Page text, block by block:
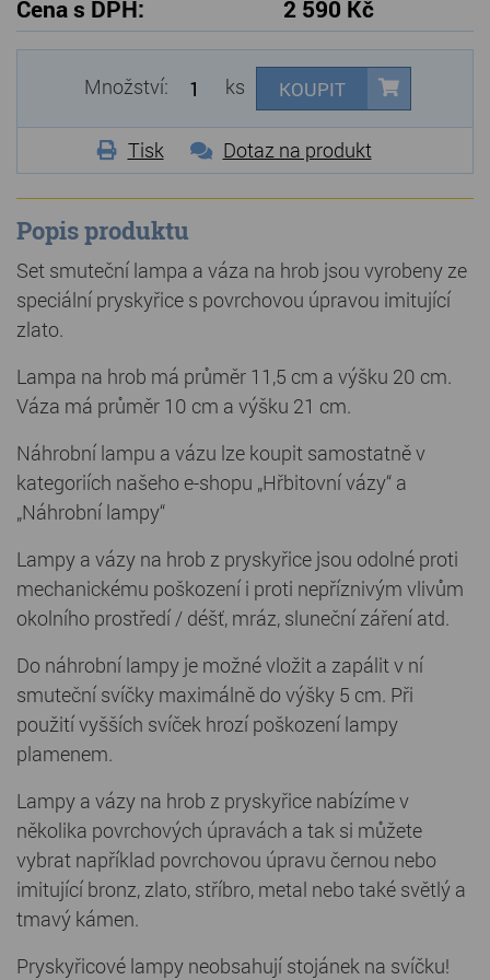
Cena s DPH: 2 590 Kč
Množství: ks KOUPIT
Tisk Dotaz na produkt
Popis produktu
Set smuteční lampa a váza na hrob jsou vyrobeny ze
speciální pryskyřice s povrchovou úpravou imitující
zlato.
Lampa na hrob má průměr 11,5 cm a výšku 20 cm.
Váza má průměr 10 cm a výšku 21 cm.
Náhrobní lampu a vázu lze koupit samostatně v
kategoriích našeho e-shopu „Hřbitovní vázy“ a
„Náhrobní lampy“
Lampy a vázy na hrob z pryskyřice jsou odolné proti
mechanickému poškození i proti nepříznivým vlivům
okolního prostředí / déšť, mráz, sluneční záření atd.
Do náhrobní lampy je možné vložit a zapálit v ní
smuteční svíčky maximálně do výšky 5 cm. Při
použití vyšších svíček hrozí poškození lampy
plamenem.
Lampy a vázy na hrob z pryskyřice nabízíme v
několika povrchových úpravách a tak si můžete
vybrat například povrchovou úpravu černou nebo
imitující bronz, zlato, stříbro, metal nebo také světlý a
tmavý kámen.
Pryskyřicové lampy neobsahují stojánek na svíčku!